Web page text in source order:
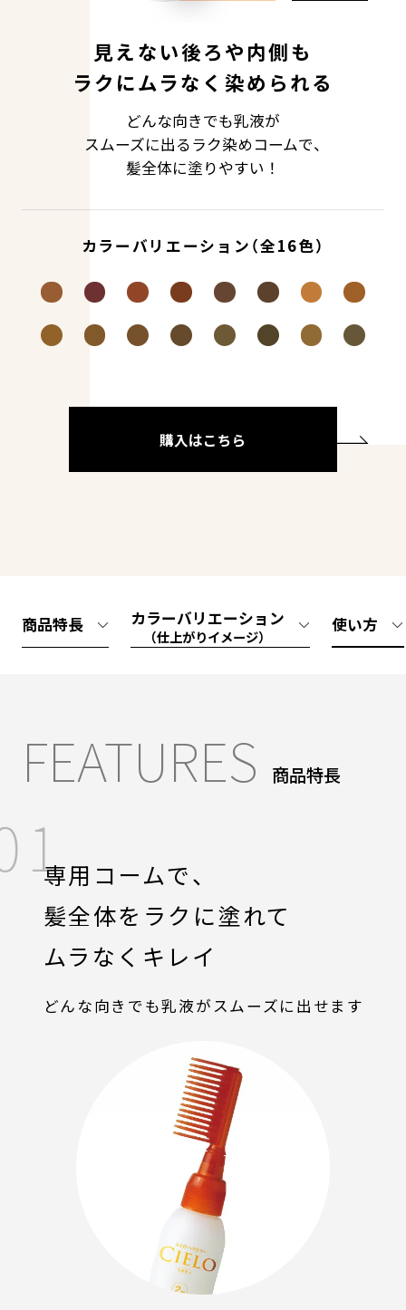
見えない後ろや内側も
ラクにムラなく染められる
どんな向きでも乳液が
スムーズに出るラク染めコームで、
髪全体に塗りやすい！
カラーバリエーション（全16色）
購入はこちら
商品特長 カラーバリエーション
（仕上がりイメージ）
使い方
FEATURES 商品特長
専用コームで、
髪全体を ラクに塗れて
ムラなくキレイ
どんな向きでも乳液がスムーズに出せます